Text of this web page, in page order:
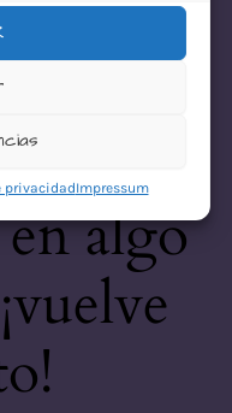
privacidadImpressum
algo